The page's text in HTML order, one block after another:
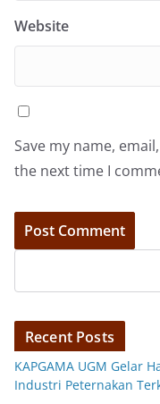
Website
Save my name,
the next time I
Recent Posts
KAPGAMA UGM Gelar
Industri Peternakan